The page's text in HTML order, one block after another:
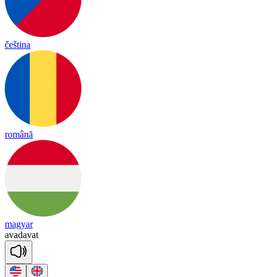
čeština
română
magyar
avadavat